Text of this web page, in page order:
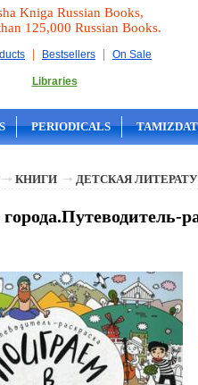
Kniga Russian Books,
125,000 Russian Books.
| Bestsellers | On Sale
Libraries
PERIODICALS TAMIZDAT
КНИГИ ДЕТСКАЯ